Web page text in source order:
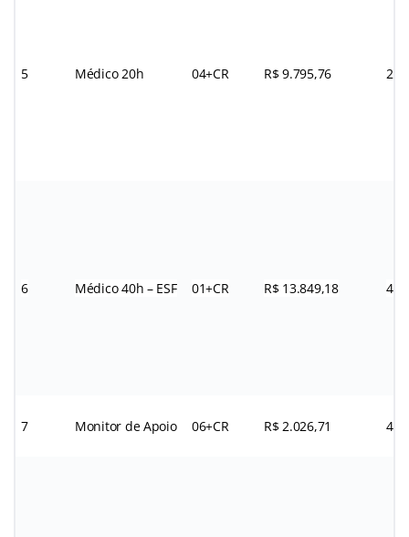
5 Médico 20h 04+CR R$ 9.795,76 20H
6 Médico 40h – ESF 01+CR R$ 13.849,18 40h
7 Monitor de Apoio 06+CR R$ 2.026,71 40h